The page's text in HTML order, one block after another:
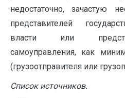
недостаточно, зачастую
представителей
власти или
самоуправления, как
(грузоотправителя или
Список источников.